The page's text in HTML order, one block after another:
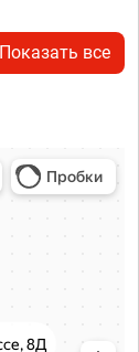
Показать все